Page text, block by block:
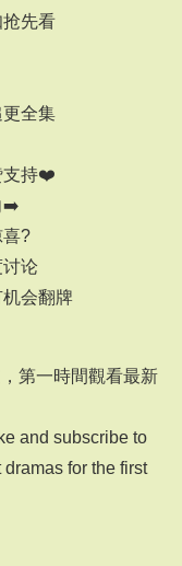
先看
全集
支持❤️
➡️
喜?
讨论
会翻牌
第一時間觀看最新
and subscribe to
for the first